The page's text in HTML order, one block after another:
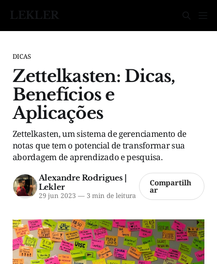
LEKLER
DICAS
Zettelkasten: Dicas,
Benefícios e
Aplicações
Zettelkasten, um sistema de gerenciamento de
notas que tem o potencial de transformar sua
abordagem de aprendizado e pesquisa.
Alexandre Rodrigues |
Lekler
29 jun 2023 —3 min de leitura
Compartilh
ar